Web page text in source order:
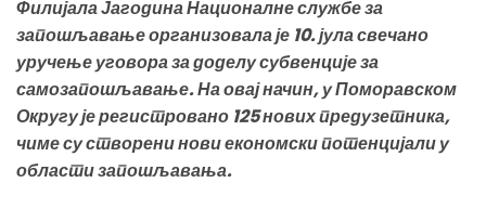
Филијала Јагодина Националне службе за
запошљавање организовала је 10. јула свечано
уручење уговора за доделу субвенције за
самозапошљавање. На овај начин, у Поморавском
Округу је регистровано 125 нових предузетника,
чиме су створени нови економски потенцијали у
области запошљавања.